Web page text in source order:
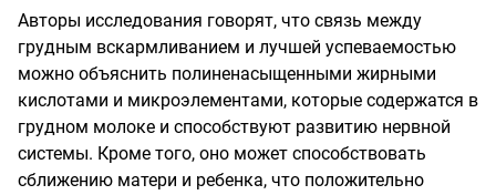
Авторы исследования говорят, что связь между
грудным вскармливанием и лучшей успеваемостью
можно объяснить полиненасыщенными жирными
кислотами и микроэлементами, которые содержатся в
грудном молоке и способствуют развитию нервной
системы. Кроме того, оно может способствовать
сближению матери и ребенка, что положительно